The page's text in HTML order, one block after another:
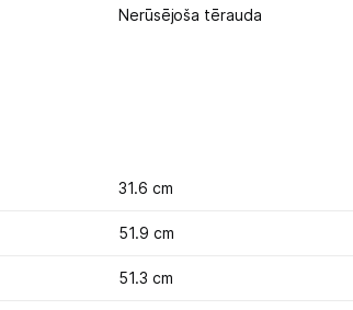
Nerūsējoša tērauda
31.6 cm
51.9 cm
51.3 cm